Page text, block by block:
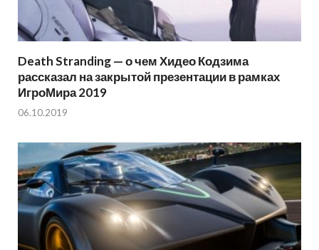
Death Stranding — о чем Хидео Кодзима
рассказал на закрытой презентации в рамках
ИгроМира 2019
06.10.2019